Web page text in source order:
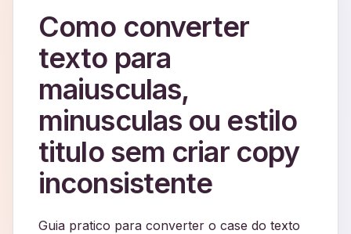
Como converter
texto para
maiusculas,
minusculas ou estilo
titulo sem criar copy
inconsistente
Guia pratico para converter o case do texto